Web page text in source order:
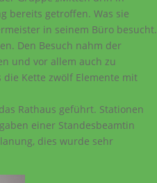
bereits getroffen. Was sie
in seinem Büro besucht.
Den Besuch nahm der
und vor allem auch zu
die Kette zwölf Elemente mit
Rathaus geführt. Stationen
einer Standesbeamtin
dies wurde sehr